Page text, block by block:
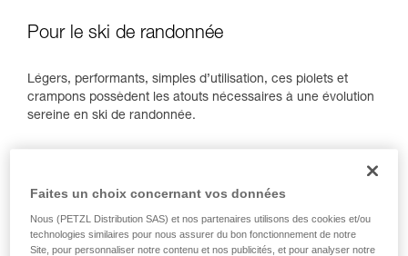
Pour le ski de randonnée
Légers, performants, simples d’utilisation, ces piolets et
crampons possèdent les atouts nécessaires à une évolution
sereine en ski de randonnée.
Faites un choix concernant vos données
Nous (PETZL Distribution SAS) et nos partenaires utilisons des cookies et/ou
technologies similaires pour nous assurer du bon fonctionnement de notre
Site, pour personnaliser notre contenu et nos publicités, et pour analyser notre